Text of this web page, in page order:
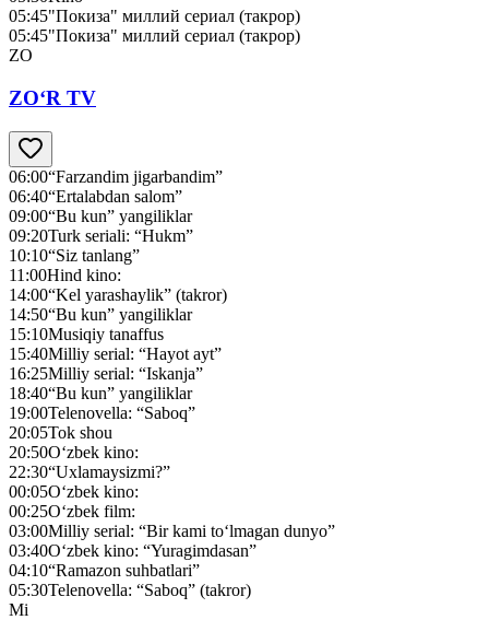
05:45"Покиза" миллий сериал (такрор)
05:45"Покиза" миллий сериал (такрор)
ZO
ZO‘R TV
06:00“Farzandim jigarbandim”
06:40“Ertalabdan salom”
09:00“Bu kun” yangiliklar
09:20Turk seriali: “Hukm”
10:10“Siz tanlang”
11:00Hind kino:
14:00“Kel yarashaylik” (takror)
14:50“Bu kun” yangiliklar
15:10Musiqiy tanaffus
15:40Milliy serial: “Hayot ayt”
16:25Milliy serial: “Iskanja”
18:40“Bu kun” yangiliklar
19:00Telenovella: “Saboq”
20:05Tok shou
20:50O‘zbek kino:
22:30“Uxlamaysizmi?”
00:05O‘zbek kino:
00:25O‘zbek film:
03:00Milliy serial: “Bir kami to‘lmagan dunyo”
03:40O‘zbek kino: “Yuragimdasan”
04:10“Ramazon suhbatlari”
05:30Telenovella: “Saboq” (takror)
Mi